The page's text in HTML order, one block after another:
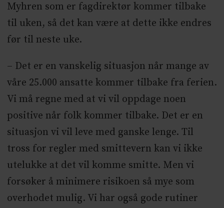
Myhren som er fagdirektør kommer tilbake
til uken, så det kan være at dette ikke endres
før til neste uke.
– Det er en vanskelig situasjon når mange av
våre 25.000 ansatte kommer tilbake fra ferien.
Vi må regne med at vi vil oppdage noen
positive når folk kommer tilbake. Det er en
situasjon vi vil leve med ganske lenge. Til
tross for regler med smittevern kan vi ikke
utelukke at det vil komme smitte. Men vi
forsøker å minimere risikoen så mye som
overhodet mulig. Vi har også gode rutiner